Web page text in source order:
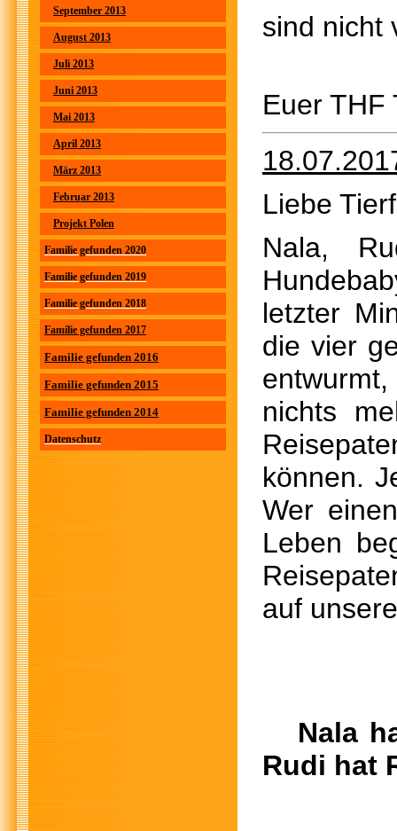
September 2013
August 2013
Juli 2013
Juni 2013
Mai 2013
April 2013
März 2013
Februar 2013
Projekt Polen
Familie gefunden 2020
Familie gefunden 2019
Familie gefunden 2018
Familie gefunden 2017
Familie gefunden 2016
Familie gefunden 2015
Familie gefunden 2014
Datenschutz
sind nicht
Euer THF
Liebe
Nala,
letzter
die vier
nichts
können.
Wer
Leben
auf
Nala
Rudi hat